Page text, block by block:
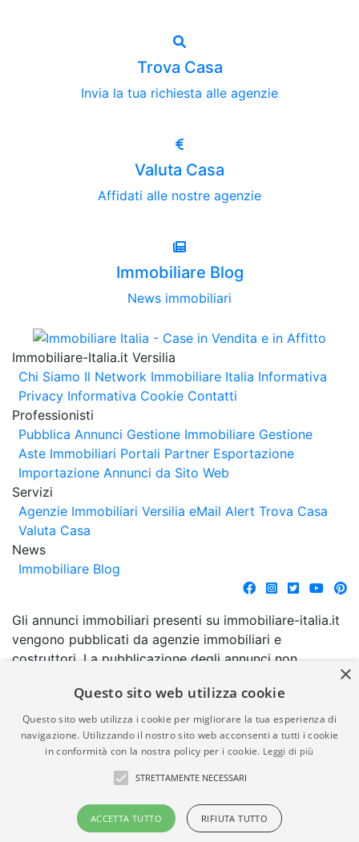
Trova Casa
Invia la tua richiesta alle agenzie
Valuta Casa
Affidati alle nostre agenzie
Immobiliare Blog
News immobiliari
Immobiliare-Italia.it Versilia
Chi Siamo Il Network Immobiliare Italia Informativa
Privacy Informativa Cookie Contatti
Professionisti
Pubblica Annunci Gestione Immobiliare Gestione
Aste Immobiliari Portali Partner Esportazione
Importazione Annunci da Sito Web
Servizi
Agenzie Immobiliari Versilia eMail Alert Trova Casa
Valuta Casa
News
Immobiliare Blog
Gli annunci immobiliari presenti su immobiliare-italia.it
vengono pubblicati da agenzie immobiliari e
costruttori. La pubblicazione degli annunci non
immobiliare-italia.it nè implica alcuna forma di
garanzia da parte di quest'ultima. immobiliare-italia.it
quindi non è responsabile della veridicità, della
correttezza, della completezza, della normativa in
materia di privacy e/o di alcun altro aspetto dei
© Copyright 2007 - 2026
Powered by
×
Questo sito web utilizza cookie
Questo sito web utilizza i cookie per migliorare la tua esperienza di
navigazione. Utilizzando il nostro sito web acconsenti a tutti i cookie
in conformità con la nostra policy per i cookie. Leggi di più
STRETTAMENTE NECESSARI
ACCETTA TUTTO RIFIUTA TUTTO